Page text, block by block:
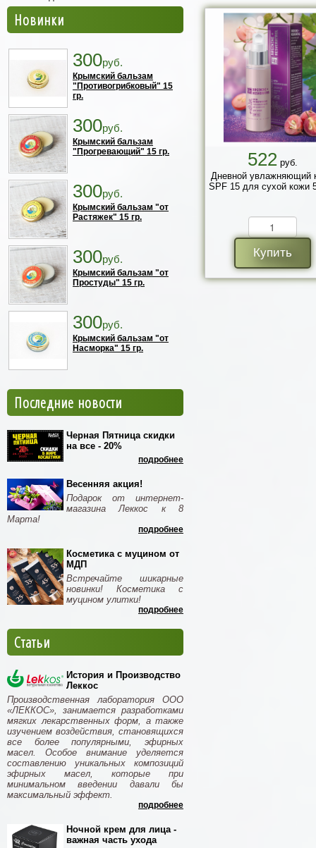
Новинки
300руб.
Крымский бальзам
"Противогрибковый" 15
гр.
300руб.
Крымский бальзам
"Прогревающий" 15 гр.
300руб.
Крымский бальзам "от
Растяжек" 15 гр.
300руб.
Крымский бальзам "от
Простуды" 15 гр.
300руб.
Крымский бальзам "от
Насморка" 15 гр.
Последние новости
Черная Пятница скидки
на все - 20%
подробнее
Весенняя акция!
Подарок от интернет-
магазина Леккос к 8
Марта!
подробнее
Косметика с муцином от
МДП
Встречайте шикарные
новинки! Косметика с
муцином улитки!
подробнее
Статьи
История и Производство
Леккос
Производственная лаборатория ООО
«ЛЕККОС», занимается разработками
мягких лекарственных форм, а также
изучением воздействия, становящихся
все более популярными, эфирных
масел. Особое внимание уделяется
составлению уникальных композиций
эфирных масел, которые при
минимальном введении давали бы
максимальный эффект.
подробнее
Ночной крем для лица -
важная часть ухода
522руб.
Дневной увлажняющий
SPF 15 для сухой кожи
Купить